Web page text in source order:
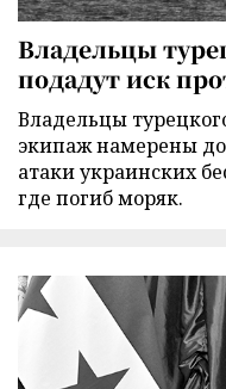
Владельцы
подадут иск
Владельцы
экипаж намерены
атаки украинских
где погиб моряк.